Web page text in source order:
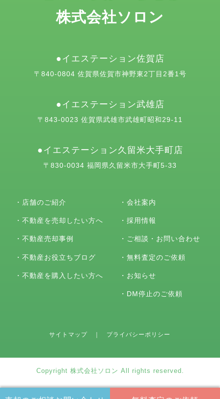
株式会社ソロン
イエステーション佐賀店
〒840-0804 佐賀県佐賀市神野東2丁目2番1号
イエステーション武雄店
〒843-0023 佐賀県武雄市武雄町昭和29-11
イエステーション久留米大手町店
〒830-0034 福岡県久留米市大手町5-33
・ 店舗のご紹介
・不動産を売却したい方へ
・不動産売却事例
・不動産お役立ちブログ
・不動産を購入したい方へ
・会社案内
・採用情報
・ ご相談・お問い合わせ
・無料査定のご依頼
・ お知らせ
・ DM停止のご依頼
サイトマップ プライバシーポリシー
Copyright 株式会社ソロン All rights reserved.